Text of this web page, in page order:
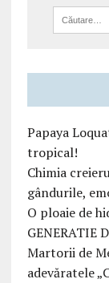
Papaya
tropical!
Chimia
gândurile,
O ploaie de
GENERATIE
Martorii de
adevăratele